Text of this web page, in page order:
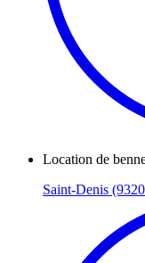
Location de
Saint-Denis